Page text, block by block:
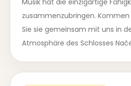
Musik hat die einzigartige
zusammenzubringen.
Sie sie gemeinsam mit uns in
Atmosphäre des Schlosses